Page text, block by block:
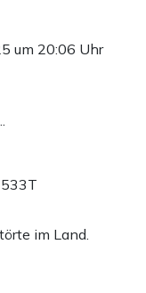
um 20:06 Uhr
533T
im Land.